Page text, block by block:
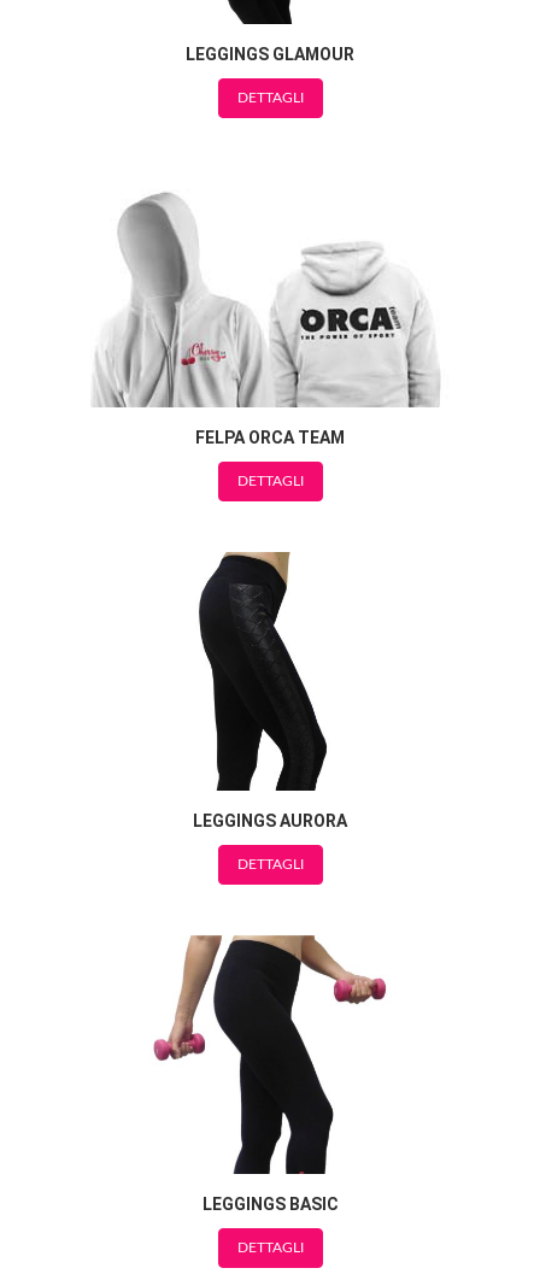
LEGGINGS GLAMOUR
DETTAGLI
FELPA ORCA TEAM
DETTAGLI
LEGGINGS AURORA
DETTAGLI
LEGGINGS BASIC
DETTAGLI